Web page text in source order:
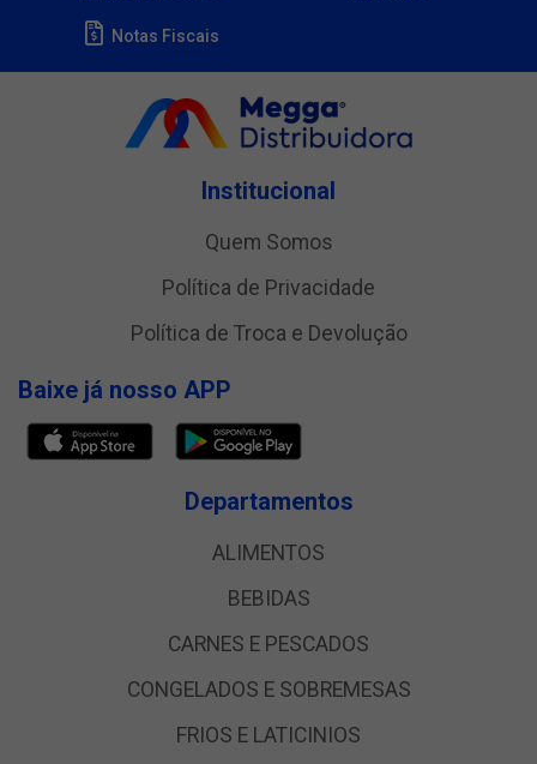
Notas Fiscais
Institucional
Quem Somos
Política de Privacidade
Política de Troca e Devolução
Baixe já nosso APP
Departamentos
ALIMENTOS
BEBIDAS
CARNES E PESCADOS
CONGELADOS E SOBREMESAS
FRIOS E LATICINIOS